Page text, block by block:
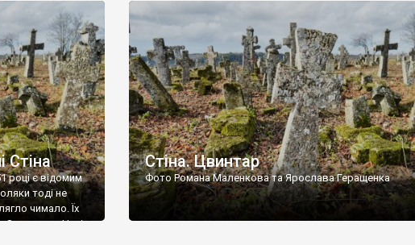
роках минулого
Коли із
Стіна
році є відомим
тоді не
чимало. Їх
Замковим. Нині
Стіна. Цвинтар
Фото Романа Маленкова та Ярослава Геращенка